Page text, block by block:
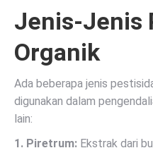
Jenis-Jenis
Organik
Ada beberapa jenis
digunakan dalam
lain:
1. Piretrum: Ekstrak dari